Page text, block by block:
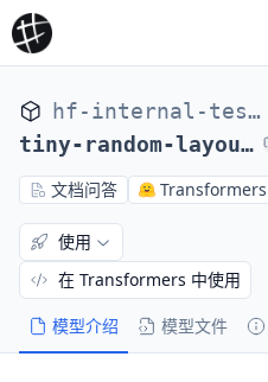
hf-internal-testing
tiny-random-layoutlmv2
文档问答
Transformers
模型介绍 模型文件
使用
在 Transformers 中使用